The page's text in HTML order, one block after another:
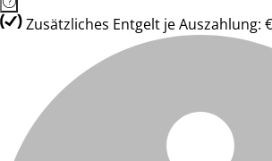
Zusätzliches Entgelt je Auszahlung: